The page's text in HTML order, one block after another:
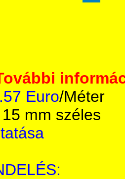
Euro/Méter
15 mm széles